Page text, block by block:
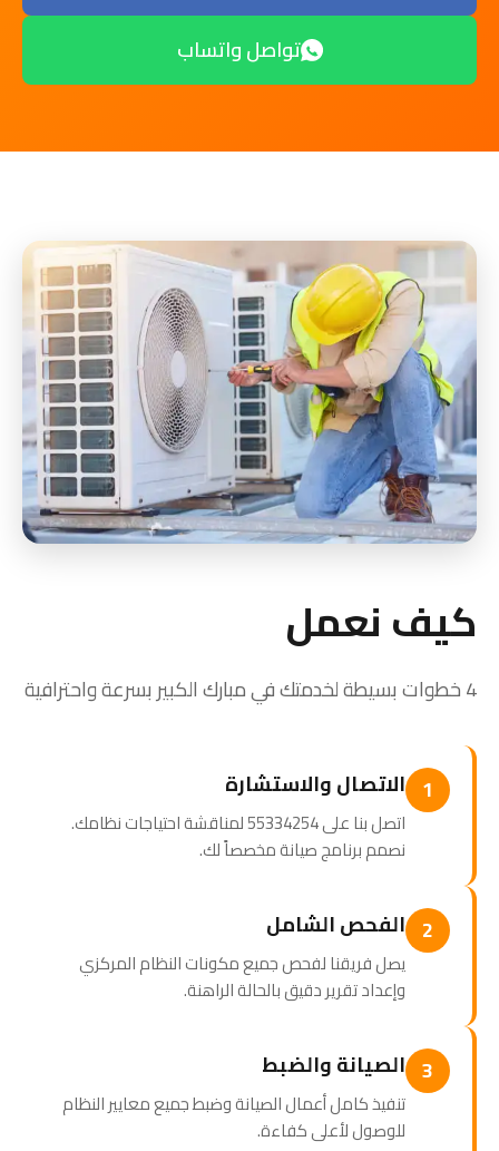
تواصل واتساب
كيف نعمل
4 خطوات بسيطة لخدمتك في مبارك الكبير بسرعة واحترافية
1 الاتصال والاستشارة
اتصل بنا على 55334254 لمناقشة احتياجات نظامك.
نصمم برنامج صيانة مخصصاً لك.
2 الفحص الشامل
يصل فريقنا لفحص جميع مكونات النظام المركزي
وإعداد تقرير دقيق بالحالة الراهنة.
3 الصيانة والضبط
تنفيذ كامل أعمال الصيانة وضبط جميع معايير النظام
للوصول لأعلى كفاءة.